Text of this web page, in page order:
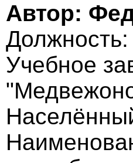
Автор:
Учебное